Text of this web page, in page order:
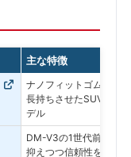
主な特徴
ナノフィットゴムを採
長持ちさせたSUV専用
デル
DM-V3の1世代前のモ
抑えつつ信頼性を求め